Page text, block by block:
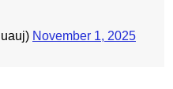
November 1, 2025